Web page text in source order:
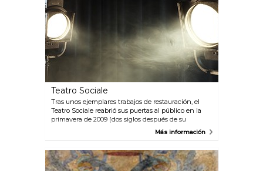
Teatro Sociale
Tras unos ejemplares trabajos de restauración, el
Teatro Sociale reabrió sus puertas al público en la
primavera de 2009 (dos siglos después de su
inauguración en 1808) con un variado programa de
Más información